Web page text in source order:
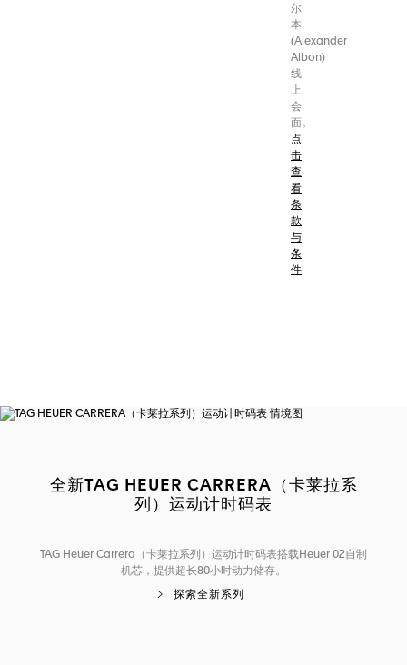
尔
本
(Alexander
Albon)
线
上
会
面。
点
击
查
看
条
款
与
条
件
全新TAG HEUER CARRERA（卡莱拉系
列）运动计时码表
TAG Heuer Carrera（卡莱拉系列）运动计时码表搭载Heuer 02自制
机芯，提供超长80小时动力储存。
探索全新系列